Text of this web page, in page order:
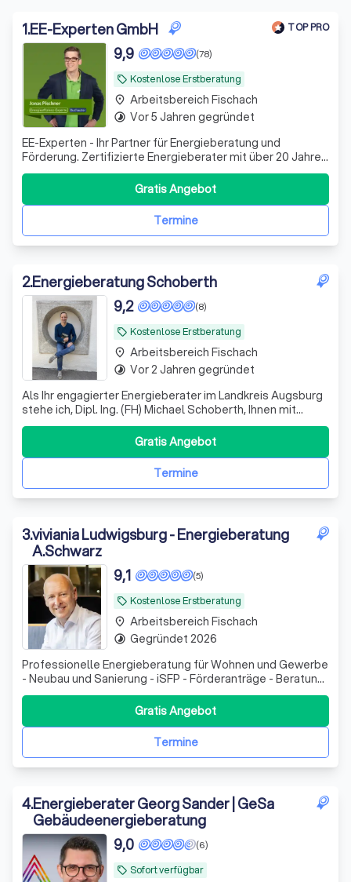
1.EE-Experten GmbH TOP PRO
local_offer Kostenlose Erstberatung
(78)
9,9
EE-Experten - Ihr Partner für Energieberatung und
Förderung. Zertifizierte Energieberater mit über 20 Jahren
Erfahrung. Wir machen Ihre Sanierung förderfähig,
effizient und stressfrei.
Termine
Gratis Angebot
place Arbeitsbereich Fischach
timelapse Vor 5 Jahren gegründet
2.Energieberatung Schoberth
local_offer Kostenlose Erstberatung
(8)
9,2
Als Ihr engagierter Energieberater im Landkreis Augsburg
stehe ich, Dipl. Ing. (FH) Michael Schoberth, Ihnen mit
umfassender Expertise im Bereich der Energieeffizienz
zur Seite. Mein Ziel ist es, Ihnen dabei zu helfen, die
Energiekosten Ihres Zuhauses signifikant zu reduzieren
Termine
Gratis Angebot
place Arbeitsbereich Fischach
timelapse Vor 2 Jahren gegründet
3.viviania Ludwigsburg - Energieberatung
A.Schwarz
local_offer Kostenlose Erstberatung
(5)
9,1
Professionelle Energieberatung für Wohnen und Gewerbe
- Neubau und Sanierung - iSFP - Förderanträge - Beratung
und Konzepterstellung - Wirtschaftlichkeitsbetrachtung -
Termine
Gratis Angebot
place Arbeitsbereich Fischach
timelapse Gegründet 2026
4.Energieberater Georg Sander | GeSa
Gebäudeenergieberatung
local_offer Sofort verfügbar
(6)
9,0